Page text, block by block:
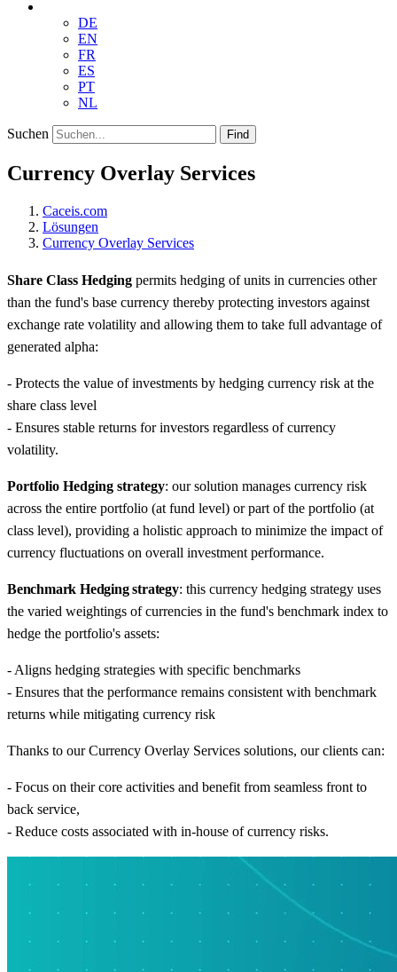
DE
EN
FR
ES
PT
NL
Suchen Find
Currency Overlay Services
Caceis.com
Lösungen
Currency Overlay Services
Share Class Hedging permits hedging of units in currencies other
than the fund's base currency thereby protecting investors against
exchange rate volatility and allowing them to take full advantage of
generated alpha:
- Protects the value of investments by hedging currency risk at the
share class level
- Ensures stable returns for investors regardless of currency
volatility.
Portfolio Hedging strategy: our solution manages currency risk
across the entire portfolio (at fund level) or part of the portfolio (at
class level), providing a holistic approach to minimize the impact of
currency fluctuations on overall investment performance.
Benchmark Hedging strategy: this currency hedging strategy uses
the varied weightings of currencies in the fund's benchmark index to
hedge the portfolio's assets:
- Aligns hedging strategies with specific benchmarks
- Ensures that the performance remains consistent with benchmark
returns while mitigating currency risk
Thanks to our Currency Overlay Services solutions, our clients can:
- Focus on their core activities and benefit from seamless front to
back service,
- Reduce costs associated with in-house of currency risks.